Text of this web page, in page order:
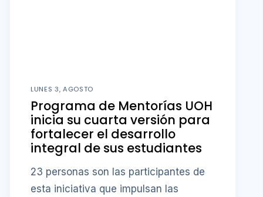
LUNES 3, AGOSTO
Programa de Mentorías UOH
inicia su cuarta versión para
fortalecer el desarrollo
integral de sus estudiantes
23 personas son las participantes de
esta iniciativa que impulsan las